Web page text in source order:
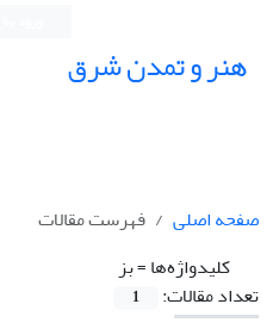
هنر و تمدن شرق
صفحه اصلی
فهرست مقالات
کلیدواژه‌ها =بز
تعداد مقالات:
1